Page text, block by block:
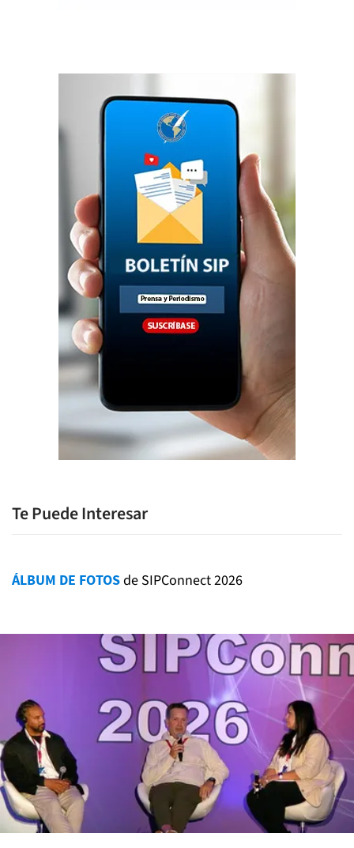
Te Puede Interesar
ÁLBUM DE FOTOSde SIPConnect 2026